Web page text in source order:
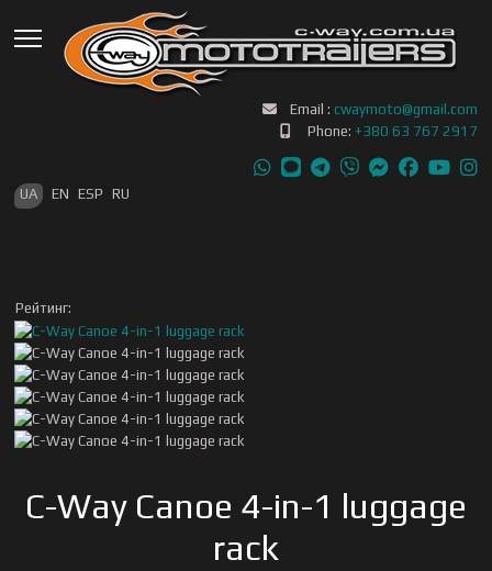
Email : cwaymoto@gmail.com
Phone: +380 63 767 2917
Оберіть свою мову
UA EN ESP RU
Рейтинг:
C-Way Canoe 4-in-1 luggage
rack